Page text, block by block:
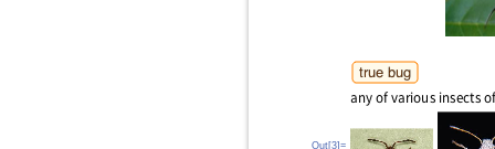
Out[3]=